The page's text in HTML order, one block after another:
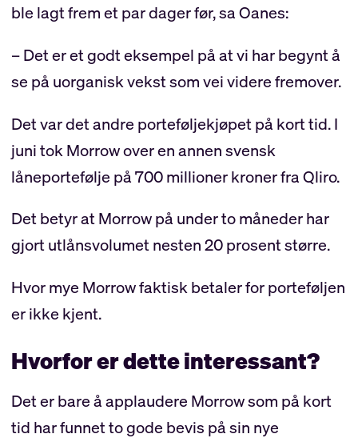
ble lagt frem et par dager før, sa Oanes:
– Det er et godt eksempel på at vi har begynt å
se på uorganisk vekst som vei videre fremover.
Det var det andre porteføljekjøpet på kort tid. I
juni tok Morrow over en annen svensk
låneportefølje på 700 millioner kroner fra Qliro.
Det betyr at Morrow på under to måneder har
gjort utlånsvolumet nesten 20 prosent større.
Hvor mye Morrow faktisk betaler for porteføljen
er ikke kjent.
Hvorfor er dette interessant?
Det er bare å applaudere Morrow som på kort
tid har funnet to gode bevis på sin nye